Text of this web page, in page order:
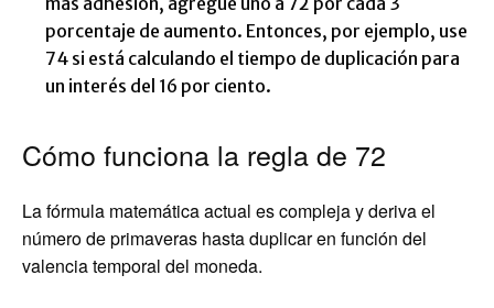
porcentaje de aumento. Entonces, por ejemplo, use
74 si está calculando el tiempo de duplicación para
un interés del 16 por ciento.
Cómo funciona la regla de 72
La fórmula matemática actual es compleja y deriva el
número de primaveras hasta duplicar en función del
valencia temporal del moneda.